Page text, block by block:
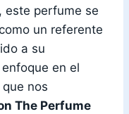
este perfume se
un referente
a su
en el
nos
The Perfume